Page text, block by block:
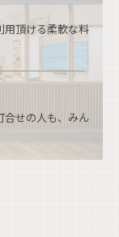
用頂ける柔軟な料
合せの人も、みん